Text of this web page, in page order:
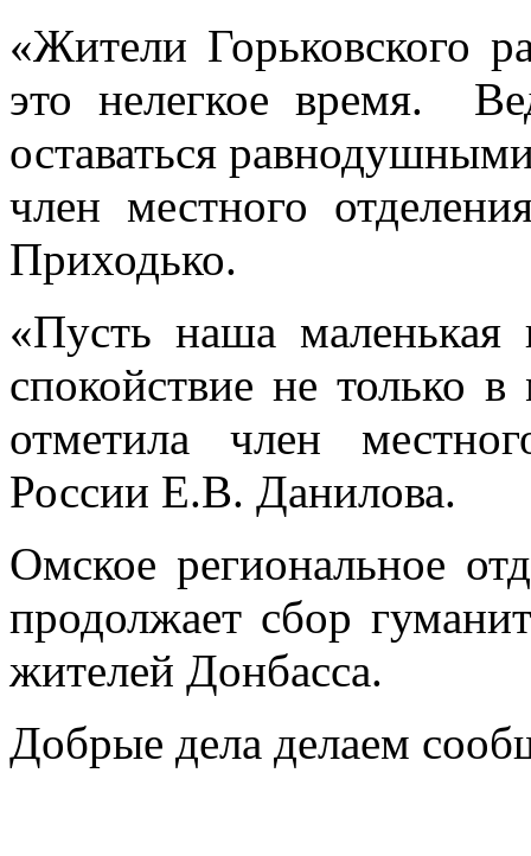
«Жители Горьковского
это нелегкое время.
оставаться
член местного
Приходько.
«Пусть наша маленькая
спокойствие не
отметила член
России Е.В. Данилова.
Омское региональное
продолжает сбор
жителей Донбасса.
Добрые дела делаем